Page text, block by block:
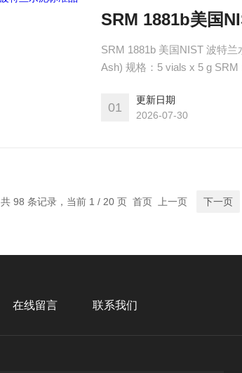
SRM 1881b美国
SRM 1881b 美国NIST 波特
Ash) 规格：5 vials x 5 g SRM 1881b的一个单元由五个小瓶组成，每个小瓶含有约5克研磨
01
更新日期
2026-07-30
共 98 条记录，当前 1 / 20 页 首页 上一页 下一页
在线留言 联系我们